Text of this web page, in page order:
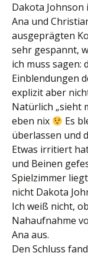
Dakota Johnson
Ana und
ausgeprägten
sehr gespannt,
ich muss sagen:
Einblendungen
explizit aber
Natürlich „sieht
eben nix
Es
überlassen und
Etwas irritiert
und Beinen
Spielzimmer
nicht Dakota
Ich weiß nicht,
Nahaufnahme
Ana aus.
Den Schluss